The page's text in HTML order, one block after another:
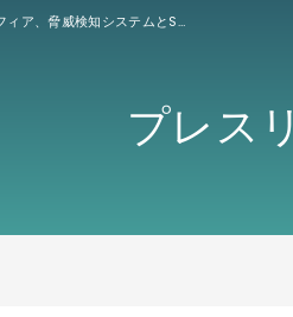
ストラトスフィア、脅威検知システムとSDN技術を連携させる エンタープライズ向け次世代型セキュリティソリューションを発表
プレス